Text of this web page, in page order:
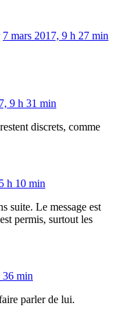
7 mars 2017, 9 h 27 min
9 h 31 min
discrets, comme
h 10 min
suite. Le message est
permis, surtout les
36 min
parler de lui.